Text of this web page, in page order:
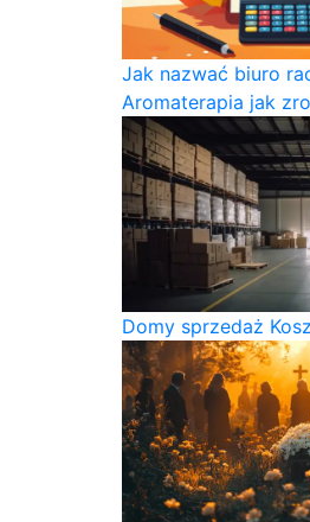
Jak nazwać biuro
Aromaterapia jak
Domy sprzedaż